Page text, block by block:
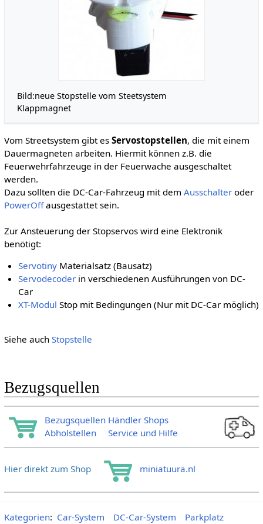
Bild:neue Stopstelle vom Steetsystem
Klappmagnet
Vom Streetsystem gibt es Servostopstellen, die mit einem
Dauermagneten arbeiten. Hiermit können z.B. die
Feuerwehrfahrzeuge in der Feuerwache ausgeschaltet
werden.
Dazu sollten die DC-Car-Fahrzeug mit dem Ausschalteroder
PowerOffausgestattet sein.
Zur Ansteuerung der Stopservos wird eine Elektronik
benötigt:
Servotiny Materialsatz (Bausatz)
Servodecoder in verschiedenen Ausführungen von DC-
Car
XT-Modul Stop mit Bedingungen (Nur mit DC-Car möglich)
Siehe auch Stopstelle
Bezugsquellen
Bezugsquellen Händler Shops
Abholstellen
Service und Hilfe
Hier direkt zum Shop miniatuura.nl
Kategorien: Car-System DC-Car-System Parkplatz